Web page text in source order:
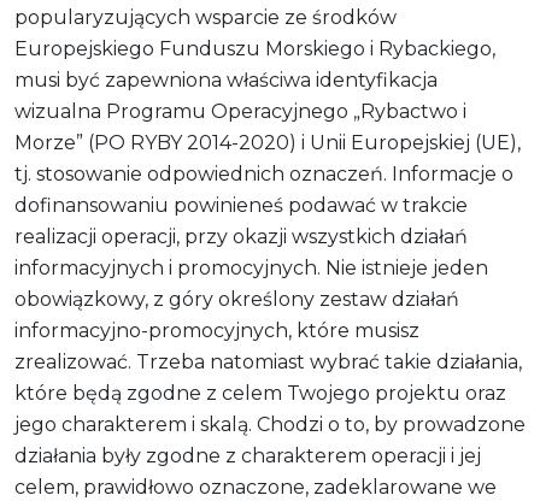
popularyzujących wsparcie ze środków
Europejskiego Funduszu Morskiego i Rybackiego,
musi być zapewniona właściwa identyfikacja
wizualna Programu Operacyjnego „Rybactwo i
Morze” (PO RYBY 2014-2020) i Unii Europejskiej (UE),
tj. stosowanie odpowiednich oznaczeń. Informacje o
dofinansowaniu powinieneś podawać w trakcie
realizacji operacji, przy okazji wszystkich działań
informacyjnych i promocyjnych. Nie istnieje jeden
obowiązkowy, z góry określony zestaw działań
informacyjno-promocyjnych, które musisz
zrealizować. Trzeba natomiast wybrać takie działania,
które będą zgodne z celem Twojego projektu oraz
jego charakterem i skalą. Chodzi o to, by prowadzone
działania były zgodne z charakterem operacji i jej
celem, prawidłowo oznaczone, zadeklarowane we